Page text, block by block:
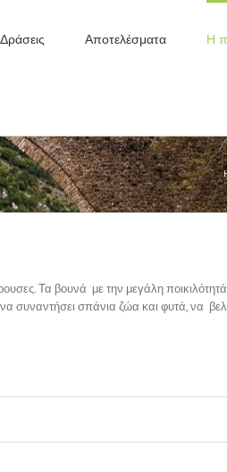
Δράσεις Αποτελέσματα Η
Τα βουνά με την μεγάλη
συναντήσει σπάνια ζώα και φυτά, να